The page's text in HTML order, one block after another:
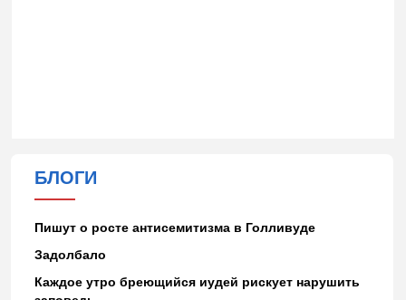
БЛОГИ
Пишут о росте антисемитизма в Голливуде
Задолбало
Каждое утро бреющийся иудей рискует нарушить